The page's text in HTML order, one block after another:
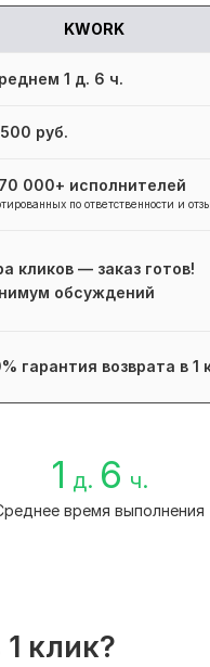
KWORK
1 д. 6 ч.
руб.
000+ исполнителей
по ответственности и
кликов — заказ готов!
обсуждений
гарантия возврата в 1
1 д. 6 ч.
время выполнения
клик?